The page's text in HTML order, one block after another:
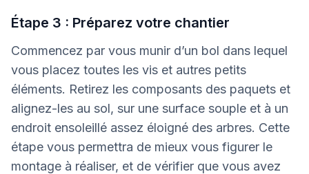
Étape 3 : Préparez votre chantier
Commencez par vous munir d’un bol dans lequel
vous placez toutes les vis et autres petits
éléments. Retirez les composants des paquets et
alignez-les au sol, sur une surface souple et à un
endroit ensoleillé assez éloigné des arbres. Cette
étape vous permettra de mieux vous figurer le
montage à réaliser, et de vérifier que vous avez